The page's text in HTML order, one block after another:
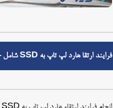
فرایند ارتقا هارد لپ تاپ به SSD شامل چه مراحلی است؟